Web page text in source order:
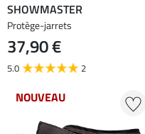
SHOWMASTER
Protège-jarrets
37,90 €
5.0 2
NOUVEAU